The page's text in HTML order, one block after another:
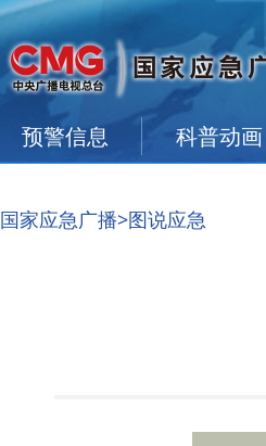
预警信息 科普动画
国家应急广播>图说应急